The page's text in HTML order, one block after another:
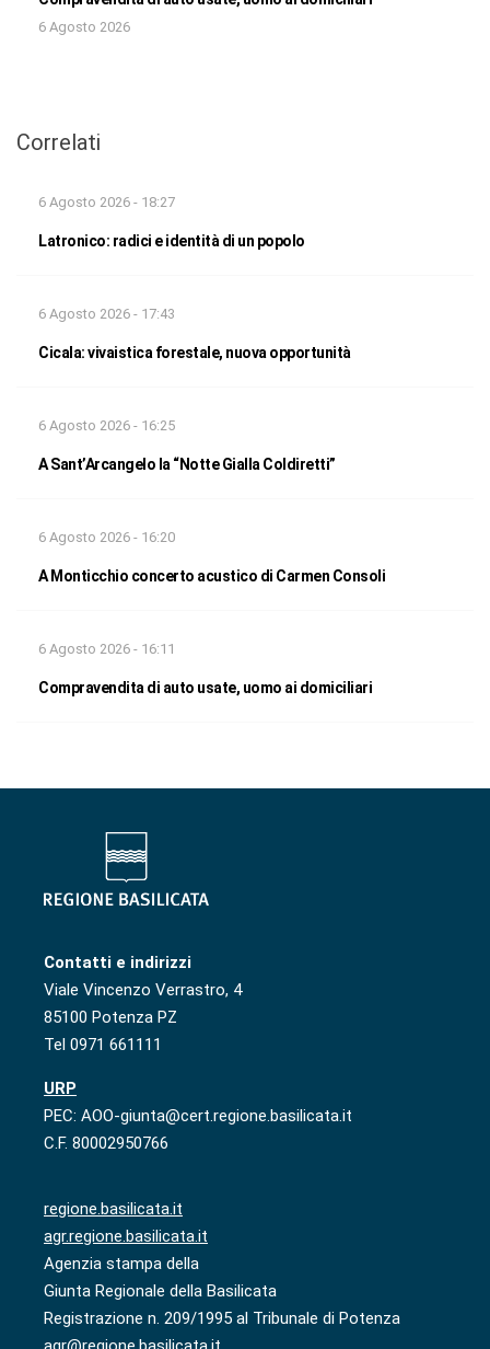
6 Agosto 2026
Correlati
6 Agosto 2026 - 18:27
Latronico: radici e identità di un popolo
6 Agosto 2026 - 17:43
Cicala: vivaistica forestale, nuova opportunità
6 Agosto 2026 - 16:25
A Sant’Arcangelo la “Notte Gialla Coldiretti”
6 Agosto 2026 - 16:20
A Monticchio concerto acustico di Carmen Consoli
6 Agosto 2026 - 16:11
Compravendita di auto usate, uomo ai domiciliari
Contatti e indirizzi
Viale Vincenzo Verrastro, 4
85100 Potenza PZ
Tel 0971 661111
URP
PEC: AOO-giunta@cert.regione.basilicata.it
C.F. 80002950766
regione.basilicata.it
agr.regione.basilicata.it
Agenzia stampa della
Giunta Regionale della Basilicata
Registrazione n. 209/1995 al Tribunale di Potenza